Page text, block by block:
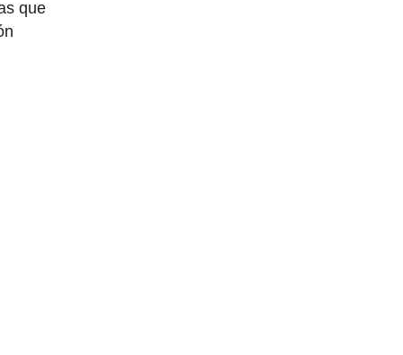
que